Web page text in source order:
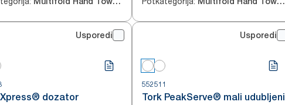
Usporedi
dozator
Usporedi
552511
Tork PeakServe® mali udubljeni